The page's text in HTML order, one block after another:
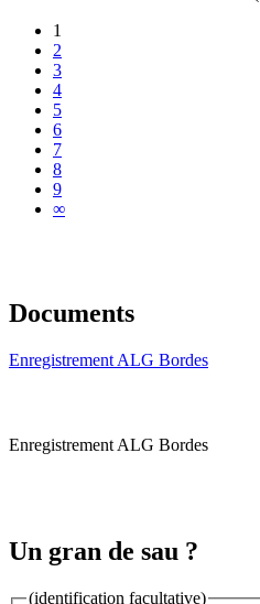
1
2
3
4
5
6
7
8
9
∞
Documents
Enregistrement ALG Bordes
Enregistrement ALG Bordes
Un gran de sau ?
(identification facultative)